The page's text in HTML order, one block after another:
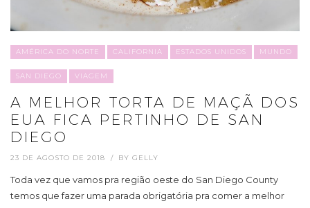
AMÉRICA DO NORTE CALIFORNIA ESTADOS UNIDOS MUNDO
SAN DIEGO VIAGEM
A MELHOR TORTA DE MAÇÃ DOS
EUA FICA PERTINHO DE SAN
DIEGO
23 DE AGOSTO DE 2018 BY GELLY
Toda vez que vamos pra região oeste do San Diego County
temos que fazer uma parada obrigatória pra comer a melhor